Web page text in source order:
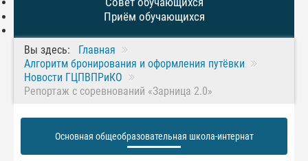
Приём обучающихся
Вы здесь:
Главная
Алгоритм бронирования и оформления путёвки
Новости ГЦПВПРиКО
Репортаж с соревнований «Зарница 2.0»
Основная общеобразовательная школа-интернат